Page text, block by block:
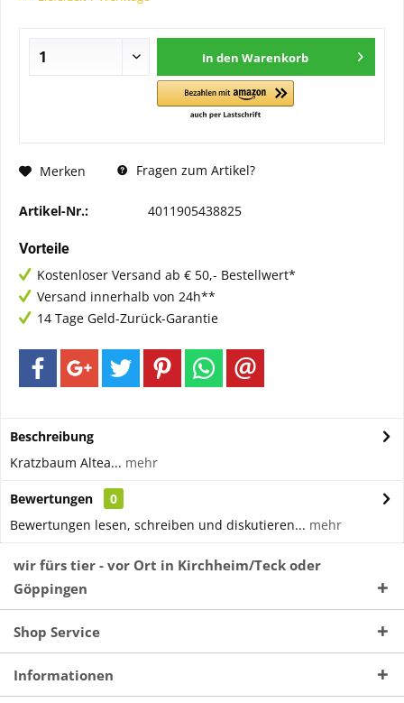
In den Warenkorb
Merken Fragen zum Artikel?
Artikel-Nr.: 4011905438825
Vorteile
Kostenloser Versand ab € 50,- Bestellwert*
Versand innerhalb von 24h**
14 Tage Geld-Zurück-Garantie
Beschreibung
Kratzbaum Altea... mehr
Bewertungen
0
Bewertungen lesen, schreiben und diskutieren... mehr
wir fürs tier - vor Ort in Kirchheim/Teck oder
Göppingen
Shop Service
Informationen